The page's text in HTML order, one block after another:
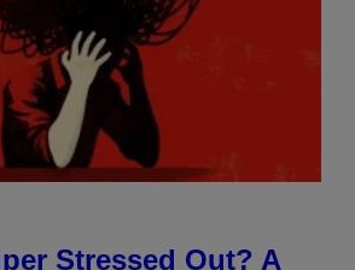
Stressed Out? A